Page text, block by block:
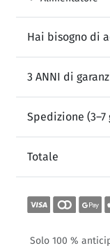
Hai bisogno di
3 ANNI di
Spedizione
Totale
Solo 100 %